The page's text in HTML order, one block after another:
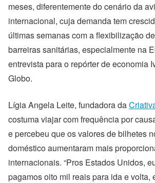
meses, diferentemente do cenário da
internacional, cuja demanda tem
últimas semanas com a flexibilização
barreiras sanitárias, especialmente na
entrevista para o repórter de economia
Globo.
Lígia Angela Leite, fundadora da
costuma viajar com frequência por
e percebeu que os valores de bilhetes
doméstico aumentaram mais
internacionais. “Pros Estados Unidos,
pagamos oito mil reais para ida e volta,